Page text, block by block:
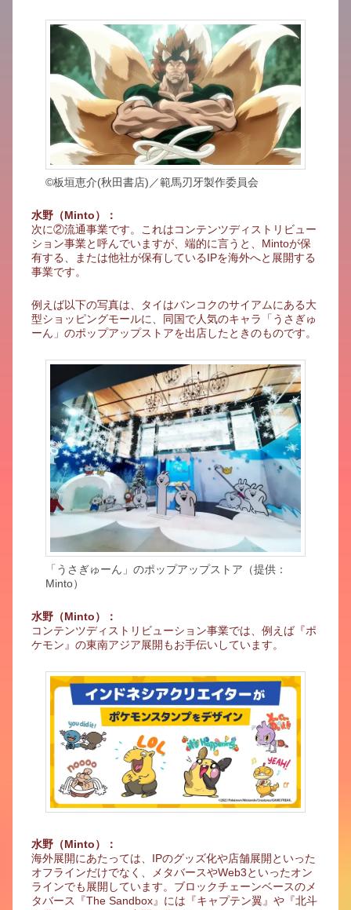
©板垣恵介(秋田書店)／範馬刃牙製作委員会
水野（Minto）：
次に②流通事業です。これはコンテンツディストリビュー
ション事業と呼んでいますが、端的に言うと、Mintoが保
有する、または他社が保有しているIPを海外へと展開する
事業です。
例えば以下の写真は、タイはバンコクのサイアムにある大
型ショッピングモールに、同国で人気のキャラ「うさぎゅ
ーん」のポップアップストアを出店したときのものです。
「うさぎゅーん」のポップアップストア（提供：
Minto）
水野（Minto）：
コンテンツディストリビューション事業では、例えば『ポ
ケモン』の東南アジア展開もお手伝いしています。
水野（Minto）：
海外展開にあたっては、IPのグッズ化や店舗展開といった
オフラインだけでなく、メタバースやWeb3といったオン
ラインでも展開しています。ブロックチェーンベースのメ
タバース『The Sandbox』には『キャプテン翼』や『北斗